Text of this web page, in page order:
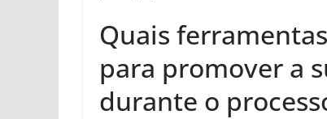
Quais
para promover a
durante o